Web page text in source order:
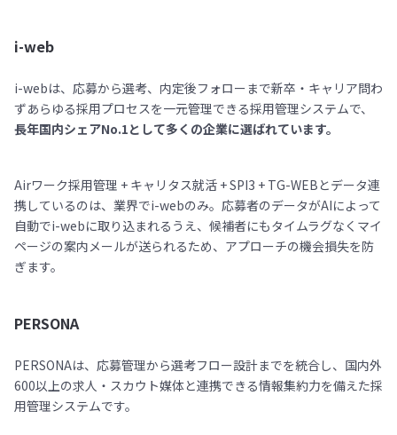
i-web
i-webは、応募から選考、内定後フォローまで新卒・キャリア問わ
ずあらゆる採用プロセスを一元管理できる採用管理システムで、
長年国内シェアNo.1として多くの企業に選ばれています。
Airワーク採用管理 + キャリタス就活 + SPI3 + TG-WEBとデータ連
携しているのは、業界でi-webのみ。応募者のデータがAIによって
自動でi-webに取り込まれるうえ、候補者にもタイムラグなくマイ
ページの案内メールが送られるため、アプローチの機会損失を防
ぎます。
PERSONA
PERSONAは、応募管理から選考フロー設計までを統合し、国内外
600以上の求人・スカウト媒体と連携できる情報集約力を備えた採
用管理システムです。